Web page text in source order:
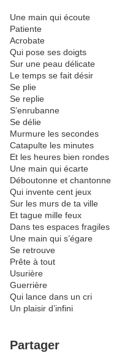
Une main qui écoute
Patiente
Acrobate
Qui pose ses doigts
Sur une peau délicate
Le temps se fait désir
Se plie
Se replie
S’enrubanne
Se délie
Murmure les secondes
Catapulte les minutes
Et les heures bien rondes
Une main qui écarte
Déboutonne et chantonne
Qui invente cent jeux
Sur les murs de ta ville
Et tague mille feux
Dans tes espaces fragiles
Une main qui s’égare
Se retrouve
Prête à tout
Usurière
Guerrière
Qui lance dans un cri
Un plaisir d’infini
Partager